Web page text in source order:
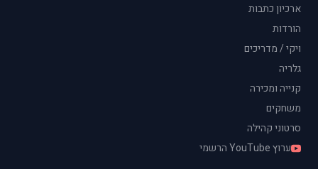
ארכיון כתבות
הורדות
ויקי / מדריכים
גלריה
קנייה ומכירה
משחקים
סרטוני קהילה
ערוץ YouTube הרשמי